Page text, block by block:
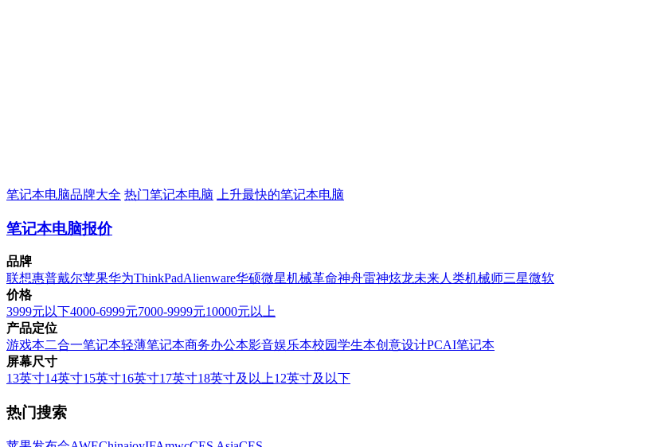
笔记本电脑品牌大全 热门笔记本电脑 上升最快的笔记本电脑
笔记本电脑报价
品牌
联想惠普戴尔苹果华为ThinkPadAlienware华硕微星机械革命神舟雷神炫龙未来人类机械师三星微软
价格
3999元以下4000-6999元7000-9999元10000元以上
产品定位
游戏本二合一笔记本轻薄笔记本商务办公本影音娱乐本校园学生本创意设计PCAI笔记本
屏幕尺寸
13英寸14英寸15英寸16英寸17英寸18英寸及以上12英寸及以下
热门搜索